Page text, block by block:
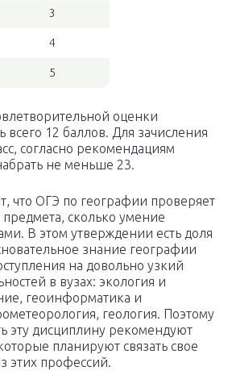
3
4
5
оценки
всего 12 баллов. Для зачисления
согласно рекомендациям
не меньше 23.
что ОГЭ по географии проверяет
сколько умение
В этом утверждении есть доля
знание географии
на довольно узкий
в вузах: экология и
геоинформатика и
геология. Поэтому
эту дисциплину рекомендуют
планируют связать свое
этих профессий.